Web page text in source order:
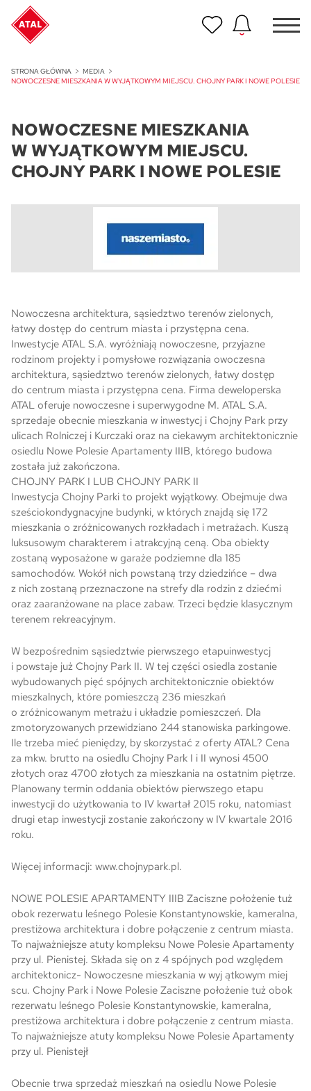
STRONA GŁÓWNA
MEDIA
NOWOCZESNE MIESZKANIA W WYJĄTKOWYM MIEJSCU. CHOJNY PARK I NOWE POLESIE
NOWOCZESNE MIESZKANIA
W WYJĄTKOWYM MIEJSCU.
CHOJNY PARK I NOWE POLESIE
Nowoczesna architektura, sąsiedztwo terenów zielonych,
łatwy dostęp do centrum miasta i przystępna cena.
Inwestycje ATAL S.A. wyróżniają nowoczesne, przyjazne
rodzinom projekty i pomysłowe rozwiązania owoczesna
architektura, sąsiedztwo terenów zielonych, łatwy dostęp
do centrum miasta i przystępna cena. Firma deweloperska
ATAL oferuje nowoczesne i superwygodne M. ATAL S.A.
sprzedaje obecnie mieszkania w inwestycj i Chojny Park przy
ulicach Rolniczej i Kurczaki oraz na ciekawym architektonicznie
osiedlu Nowe Polesie Apartamenty IIIB, którego budowa
została już zakończona.
CHOJNY PARK I LUB CHOJNY PARK II
Inwestycja Chojny Parki to projekt wyjątkowy. Obejmuje dwa
sześciokondygnacyjne budynki, w których znajdą się 172
mieszkania o zróżnicowanych rozkładach i metrażach. Kuszą
luksusowym charakterem i atrakcyjną ceną. Oba obiekty
zostaną wyposażone w garaże podziemne dla 185
samochodów. Wokół nich powstaną trzy dziedzińce – dwa
z nich zostaną przeznaczone na strefy dla rodzin z dziećmi
oraz zaaranżowane na place zabaw. Trzeci będzie klasycznym
terenem rekreacyjnym.
W bezpośrednim sąsiedztwie pierwszego etapuinwestycj
i powstaje już Chojny Park II. W tej części osiedla zostanie
wybudowanych pięć spójnych architektonicznie obiektów
mieszkalnych, które pomieszczą 236 mieszkań
o zróżnicowanym metrażu i układzie pomieszczeń. Dla
zmotoryzowanych przewidziano 244 stanowiska parkingowe.
Ile trzeba mieć pieniędzy, by skorzystać z oferty ATAL? Cena
za mkw. brutto na osiedlu Chojny Park I i II wynosi 4500
złotych oraz 4700 złotych za mieszkania na ostatnim piętrze.
Planowany termin oddania obiektów pierwszego etapu
inwestycji do użytkowania to IV kwartał 2015 roku, natomiast
drugi etap inwestycji zostanie zakończony w IV kwartale 2016
roku.
Więcej informacji: www.chojnypark.pl.
NOWE POLESIE APARTAMENTY IIIB Zaciszne położenie tuż
obok rezerwatu leśnego Polesie Konstantynowskie, kameralna,
prestiżowa architektura i dobre połączenie z centrum miasta.
To najważniejsze atuty kompleksu Nowe Polesie Apartamenty
przy ul. Pienistej. Składa się on z 4 spójnych pod względem
architektonicz- Nowoczesne mieszkania w wyj ątkowym miej
scu. Chojny Park i Nowe Polesie Zaciszne położenie tuż obok
rezerwatu leśnego Polesie Konstantynowskie, kameralna,
prestiżowa architektura i dobre połączenie z centrum miasta.
To najważniejsze atuty kompleksu Nowe Polesie Apartamenty
przy ul. Pienistejł
Obecnie trwa sprzedaż mieszkań na osiedlu Nowe Polesie
ATAL Unii Lubelskiej w Poznaniu
ATAL Ville przy Białej
NOWOŚĆ
Program Poleceń ATAL
ATAL Floriana w Szczecinie
Skwer Witosa w Piastowie